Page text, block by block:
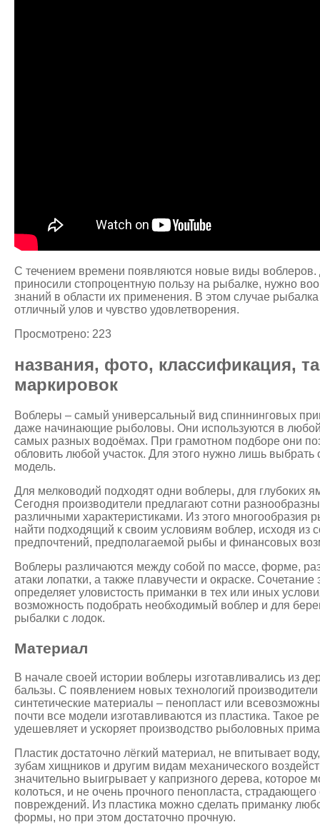
С течением времени появляются новые виды воблеров.
приносили стопроцентную пользу на рыбалке, нужно
знаний в области их применения. В этом случае рыбалка
отличный улов и чувство удовлетворения.
Просмотрено: 223
названия, фото, классификация,
маркировок
Воблеры – самый универсальный вид спиннинговых
даже начинающие рыболовы. Они используются в любой
самых разных водоёмах. При грамотном подборе они
обловить любой участок. Для этого нужно лишь выбрать
модель.
Для мелководий подходят одни воблеры, для глубоких
Сегодня производители предлагают сотни
различными характеристиками. Из этого многообразия
найти подходящий к своим условиям воблер, исходя из
предпочтений, предполагаемой рыбы и финансовых
Воблеры различаются между собой по массе, форме,
атаки лопатки, а также плавучести и окраске. Сочетание
определяет уловистость приманки в тех или иных
возможность подобрать необходимый воблер и для
рыбалки с лодок.
Материал
В начале своей истории воблеры изготавливались из
бальзы. С появлением новых технологий
синтетические материалы – пенопласт или
почти все модели изготавливаются из пластика. Такое
удешевляет и ускоряет производство рыболовных
Пластик достаточно лёгкий материал, не впитывает
зубам хищников и другим видам механического
значительно выигрывает у капризного дерева, которое
колоться, и не очень прочного пенопласта, страдающего
повреждений. Из пластика можно сделать приманку
формы, но при этом достаточно прочную.